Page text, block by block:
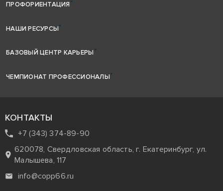
ПРОФОРИЕНТАЦИЯ
НАШИ РЕСУРСЫ
БАЗОВЫЙ ЦЕНТР КАРЬЕРЫ
ЧЕМПИОНАТ ПРОФЕССИОНАЛЫ
КОНТАКТЫ
+7 (343) 374-89-90
620078, Свердловская область, г. Екатеринбург, ул.
Малышева, 117
info@copp66.ru